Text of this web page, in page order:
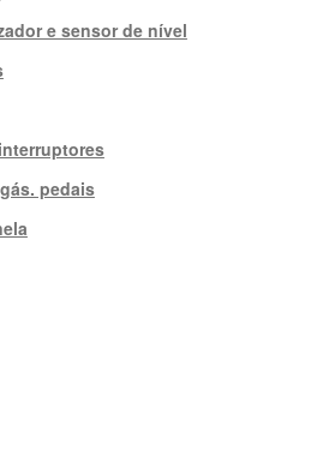
e sensor de nível
pedais